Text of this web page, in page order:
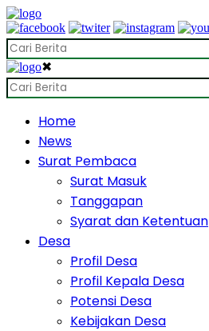
✖
Home
News
Surat Pembaca
Surat Masuk
Tanggapan
Syarat dan Ketentuan
Desa
Profil Desa
Profil Kepala Desa
Potensi Desa
Kebijakan Desa